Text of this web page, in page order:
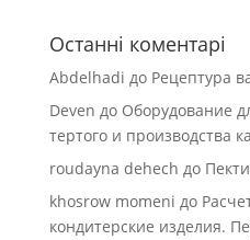
Останні коментарі
Abdelhadi до Рецептура
Deven до Оборудование
тертого и производства
roudayna dehech до
khosrow momeni до
кондитерские изделия.